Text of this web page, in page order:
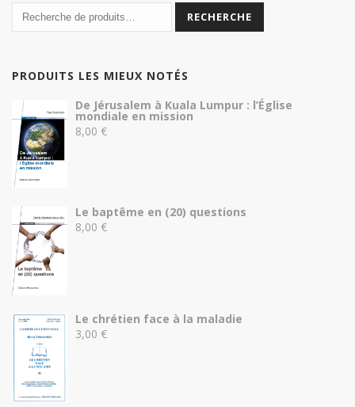
RECHERCHE
PRODUITS LES MIEUX NOTÉS
De Jérusalem à Kuala Lumpur : l’Église
mondiale en mission
8,00 €
Le baptême en (20) questions
8,00 €
Le chrétien face à la maladie
3,00 €